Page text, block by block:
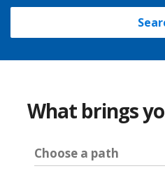
What brings
Choose a path